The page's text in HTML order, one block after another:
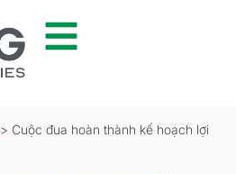
> Cuộc đua hoàn thành kế hoạch lợi